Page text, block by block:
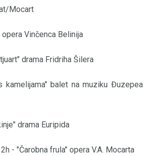
Mocart
opera Vinčenca Belinija
drama Fridriha Šilera
kamelijama" balet na muziku Đuzepea
drama Euripida
- "Čarobna frula" opera V.A. Mocarta